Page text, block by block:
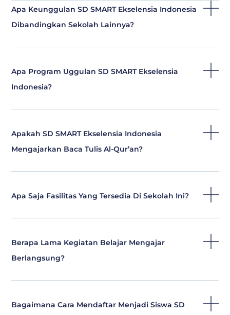
Apa Keunggulan SD SMART Ekselensia Indonesia
Dibandingkan Sekolah Lainnya?
Apa Program Uggulan SD SMART Ekselensia
Indonesia?
Apakah SD SMART Ekselensia Indonesia
Mengajarkan Baca Tulis Al-Qur’an?
Apa Saja Fasilitas Yang Tersedia Di Sekolah Ini?
Berapa Lama Kegiatan Belajar Mengajar
Berlangsung?
Bagaimana Cara Mendaftar Menjadi Siswa SD